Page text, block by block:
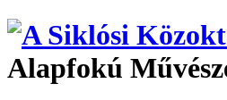
Alapfokú